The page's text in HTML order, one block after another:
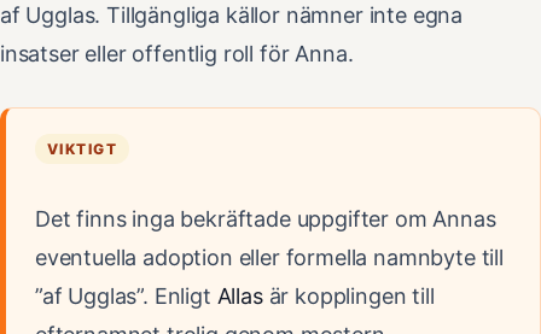
af Ugglas. Tillgängliga källor nämner inte egna
insatser eller offentlig roll för Anna.
VIKTIGT
Det finns inga bekräftade uppgifter om Annas
eventuella adoption eller formella namnbyte till
”af Ugglas”. Enligt Allasär kopplingen till